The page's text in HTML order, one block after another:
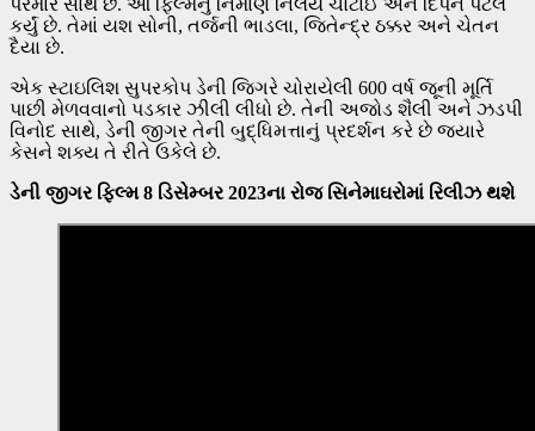
પરમાર સાથે છે. આ ફિલ્મનું નિર્માણ નિલય ચોટાઈ અને દિપેન પટેલે
કર્યું છે. તેમાં યશ સોની, તર્જની ભાડલા, જિતેન્દ્ર ઠક્કર અને ચેતન
દૈયા છે.
એક સ્ટાઇલિશ સુપરકોપ ડેની જિગરે ચોરાયેલી 600 વર્ષ જૂની મૂર્તિ
પાછી મેળવવાનો પડકાર ઝીલી લીધો છે. તેની અજોડ શૈલી અને ઝડપી
વિનોદ સાથે, ડેની જીગર તેની બુદ્ધિમત્તાનું પ્રદર્શન કરે છે જ્યારે
કેસને શક્ય તે રીતે ઉકેલે છે.
ડેની જીગર ફિલ્મ 8 ડિસેમ્બર 2023ના રોજ સિનેમાઘરોમાં રિલીઝ થશે